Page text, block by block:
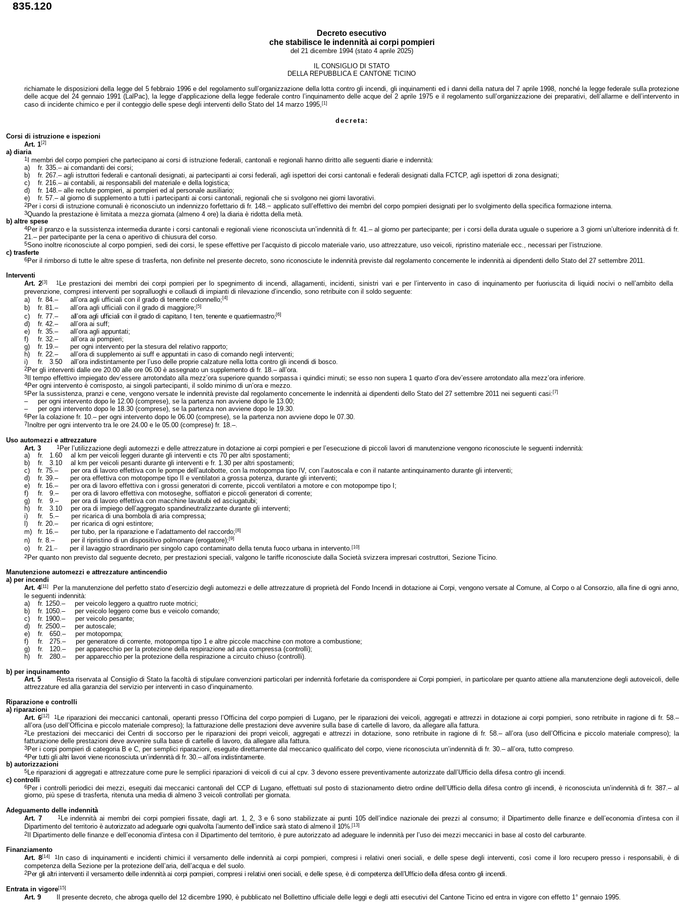
835.120
Decreto esecutivo
che stabilisce le indennità ai corpi pompieri
del 21 dicembre 1994 (stato 4 aprile 2025)
IL CONSIGLIO DI STATO
DELLA REPUBBLICA E CANTONE TICINO
richiamate le disposizioni della legge del 5 febbraio 1996 e del regolamento sull’organizzazione della lotta contro gli incendi, gli inquinamenti ed i danni della natura del 7 aprile 1998, nonché la legge federale sulla protezione
delle acque del 24 gennaio 1991 (LalPac), la legge d’applicazione della legge federale contro l’inquinamento delle acque del 2 aprile 1975 e il regolamento sull’organizzazione dei preparativi, dell’allarme e dell’intervento in
caso di incidente chimico e per il conteggio delle spese degli interventi dello Stato del 14 marzo 1995,[1]
decreta:
Corsi di istruzione e ispezioni
Art. 1[2]
a) diaria
1
I membri del corpo pompieri che partecipano ai corsi di istruzione federali, cantonali e regionali hanno diritto alle seguenti diarie e indennità:
a)
fr. 335.– ai comandanti dei corsi;
b)
fr. 267.– agli istruttori federali e cantonali designati, ai partecipanti ai corsi federali, agli ispettori dei corsi cantonali e federali designati dalla FCTCP, agli ispettori di zona designati;
c)
fr. 216.– ai contabili, ai responsabili del materiale e della logistica;
d)
fr. 148.– alle reclute pompieri, ai pompieri ed al personale ausiliario;
e)
fr. 57.– al giorno di supplemento a tutti i partecipanti ai corsi cantonali, regionali che si svolgono nei giorni lavorativi.
2Per i corsi di istruzione comunali è riconosciuto un indennizzo forfettario di fr. 148.− applicato sull’effettivo dei membri del corpo pompieri designati per lo svolgimento della specifica formazione interna.
3Quando la prestazione è limitata a mezza giornata (almeno 4 ore) la diaria è ridotta della metà.
b) altre spese
4Per il pranzo e la sussistenza intermedia durante i corsi cantonali e regionali viene riconosciuta un’indennità di fr. 41.– al giorno per partecipante; per i corsi della durata uguale o superiore a 3 giorni un’ulteriore indennità di fr.
21.– per partecipante per la cena o aperitivo di chiusura del corso.
5Sono inoltre riconosciute al corpo pompieri, sedi dei corsi, le spese effettive per l’acquisto di piccolo materiale vario, uso attrezzature, uso veicoli, ripristino materiale ecc., necessari per l’istruzione.
c) trasferte
6Per il rimborso di tutte le altre spese di trasferta, non definite nel presente decreto, sono riconosciute le indennità previste dal regolamento concernente le indennità ai dipendenti dello Stato del 27 settembre 2011.
Interventi
Art. 2[3] 1Le prestazioni dei membri dei corpi pompieri per lo spegnimento di incendi, allagamenti, incidenti, sinistri vari e per l’intervento in caso di inquinamento per fuoriuscita di liquidi nocivi o nell’ambito della
prevenzione, compresi interventi per sopralluoghi e collaudi di impianti di rilevazione d’incendio, sono retribuite con il soldo seguente:
a)
fr. 84.– all’ora agli ufficiali con il grado di tenente colonnello;[4]
b) fr. 81.– all’ora agli ufficiali con il grado di maggiore;[5]
c) fr. 77.– all’ora agli ufficiali con il grado di capitano, I ten, tenente e quartiermastro;[6]
d) fr. 42.–
all’ora ai suff;
e)
fr. 35.–
all’ora agli appuntati;
f)
fr. 32.–
all’ora ai pompieri;
g)
fr. 19.–
per ogni intervento per la stesura del relativo rapporto;
h)
fr. 22.–
all’ora di supplemento ai suff e appuntati in caso di comando negli interventi;
i)
fr. 3.50 all’ora indistintamente per l’uso delle proprie calzature nella lotta contro gli incendi di bosco.
2Per gli interventi dalle ore 20.00 alle ore 06.00 è assegnato un supplemento di fr. 18.– all’ora.
3Il tempo effettivo impiegato dev’essere arrotondato alla mezz’ora superiore quando sorpassa i quindici minuti; se esso non supera 1 quarto d’ora dev’essere arrotondato alla mezz’ora inferiore.
4Per ogni intervento è corrisposto, ai singoli partecipanti, il soldo minimo di un’ora e mezzo.
5Per la sussistenza, pranzi e cene, vengono versate le indennità previste dal regolamento concernente le indennità ai dipendenti dello Stato del 27 settembre 2011 nei seguenti casi: [7]
–
per ogni intervento dopo le 12.00 (comprese), se la partenza non avviene dopo le 13.00;
–
per ogni intervento dopo le 18.30 (comprese), se la partenza non avviene dopo le 19.30.
6Per la colazione fr. 10.– per ogni intervento dopo le 06.00 (comprese), se la partenza non avviene dopo le 07.30.
7Inoltre per ogni intervento tra le ore 24.00 e le 05.00 (comprese) fr. 18.–.
Uso automezzi e attrezzature
Art. 3
1 Per l’utilizzazione degli automezzi e delle attrezzature in dotazione ai corpi pompieri e per l’esecuzione di piccoli lavori di manutenzione vengono riconosciute le seguenti indennità:
a)
fr. 1.60
al km per veicoli leggeri durante gli interventi e cts 70 per altri spostamenti;
b)
fr. 3.10
al km per veicoli pesanti durante gli interventi e fr. 1.30 per altri spostamenti;
c)
fr. 75.–
per ora di lavoro effettiva con le pompe dell’autobotte, con la motopompa tipo IV, con l’autoscala e con il natante antinquinamento durante gli interventi;
d)
fr. 39.–
per ora effettiva con motopompe tipo II e ventilatori a grossa potenza, durante gli interventi;
e)
fr. 16.–
per ora di lavoro effettiva con i grossi generatori di corrente, piccoli ventilatori a motore e con motopompe tipo I;
f)
fr. 9.–
per ora di lavoro effettiva con motoseghe, soffiatori e piccoli generatori di corrente;
g)
fr. 9.–
per ora di lavoro effettiva con macchine lavatubi ed asciugatubi;
h)
fr. 3.10
per ora di impiego dell’aggregato spandineutralizzante durante gli interventi;
i)
fr. 5.–
per ricarica di una bombola di aria compressa;
l)
fr. 20.–
per ricarica di ogni estintore;
m)
fr. 16.– per tubo, per la riparazione e l’adattamento del raccordo;[8]
n) fr. 8.– per il ripristino di un dispositivo polmonare (erogatore); [9]
o) fr. 21.– per il lavaggio straordinario per singolo capo contaminato della tenuta fuoco urbana in intervento.[10]
2Per quanto non previsto dal seguente decreto, per prestazioni speciali, valgono le tariffe riconosciute dalla Società svizzera impresari costruttori, Sezione Ticino.
Manutenzione automezzi e attrezzature antincendio
a) per incendi
Art. 4[11]
Per la manutenzione del perfetto stato d’esercizio degli automezzi e delle attrezzature di proprietà del Fondo Incendi in dotazione ai Corpi, vengono versate al Comune, al Corpo o al Consorzio, alla fine di ogni anno,
le seguenti indennità:
a)
fr. 1250.–
per veicolo leggero a quattro ruote motrici;
b)
fr. 1050.–
per veicolo leggero come bus e veicolo comando;
c)
fr. 1900.–
per veicolo pesante;
d)
fr. 2500.–
per autoscale;
e)
fr. 650.–
per motopompa;
f)
fr. 275.–
per generatore di corrente, motopompa tipo 1 e altre piccole macchine con motore a combustione;
g)
fr. 120.–
per apparecchio per la protezione della respirazione ad aria compressa (controlli);
h)
fr. 280.–
per apparecchio per la protezione della respirazione a circuito chiuso (controlli).
b) per inquinamento
Art. 5
Resta riservata al Consiglio di Stato la facoltà di stipulare convenzioni particolari per indennità forfetarie da corrispondere ai Corpi pompieri, in particolare per quanto attiene alla manutenzione degli autoveicoli, delle
attrezzature ed alla garanzia del servizio per interventi in caso d’inquinamento.
Riparazione e controlli
a) riparazioni
Art. 6[12] 1Le riparazioni dei meccanici cantonali, operanti presso l’Officina del corpo pompieri di Lugano, per le riparazioni dei veicoli, aggregati e attrezzi in dotazione ai corpi pompieri, sono retribuite in ragione di fr. 58.–
all’ora (uso dell’Officina e piccolo materiale compreso); la fatturazione delle prestazioni deve avvenire sulla base di cartelle di lavoro, da allegare alla fattura.
2 Le prestazioni dei meccanici dei Centri di soccorso per le riparazioni dei propri veicoli, aggregati e attrezzi in dotazione, sono retribuite in ragione di fr. 58.– all’ora (uso dell’Officina e piccolo materiale compreso); la
fatturazione delle prestazioni deve avvenire sulla base di cartelle di lavoro, da allegare alla fattura.
3Per i corpi pompieri di categoria B e C, per semplici riparazioni, eseguite direttamente dal meccanico qualificato del corpo, viene riconosciuta un’indennità di fr. 30.– all’ora, tutto compreso.
4Per tutti gli altri lavori viene riconosciuta un’indennità di fr. 30.– all’ora indistintamente.
b) autorizzazioni
5 Le riparazioni di aggregati e attrezzature come pure le semplici riparazioni di veicoli di cui al cpv. 3 devono essere preventivamente autorizzate dall’Ufficio della difesa contro gli incendi.
c) controlli
6Per i controlli periodici dei mezzi, eseguiti dai meccanici cantonali del CCP di Lugano, effettuati sul posto di stazionamento dietro ordine dell’Ufficio della difesa contro gli incendi, è riconosciuta un’indennità di fr. 387.– al
giorno, più spese di trasferta, ritenuta una media di almeno 3 veicoli controllati per giornata.
Adeguamento delle indennità
Art. 7
1Le indennità ai membri dei corpi pompieri fissate, dagli art. 1, 2, 3 e 6 sono stabilizzate ai punti 105 dell’indice nazionale dei prezzi al consumo; il Dipartimento delle finanze e dell’economia d’intesa con il
Dipartimento del territorio è autorizzato ad adeguarle ogni qualvolta l’aumento dell’indice sarà stato di almeno il 10%.[13]
2Il Dipartimento delle finanze e dell’economia d’intesa con il Dipartimento del territorio, è pure autorizzato ad adeguare le indennità per l’uso dei mezzi meccanici in base al costo del carburante.
Finanziamento
Art. 8[14] 1In caso di inquinamenti e incidenti chimici il versamento delle indennità ai corpi pompieri, compresi i relativi oneri sociali, e delle spese degli interventi, così come il loro recupero presso i responsabili, è di
competenza della Sezione per la protezione dell’aria, dell’acqua e del suolo.
2Per gli altri interventi il versamento delle indennità ai corpi pompieri, compresi i relativi oneri sociali, e delle spese, è di competenza dell’Ufficio della difesa contro gli incendi.
Entrata in vigore[15]
Art. 9 Il presente decreto, che abroga quello del 12 dicembre 1990, è pubblicato nel Bollettino ufficiale delle leggi e degli atti esecutivi del Cantone Ticino ed entra in vigore con effetto 1° gennaio 1995.